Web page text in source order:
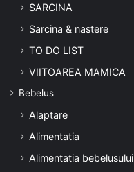
SARCINA
Sarcina & nastere
TO DO LIST
VIITOAREA MAMICA
Bebelus
Alaptare
Alimentatia
Alimentatia bebelusului